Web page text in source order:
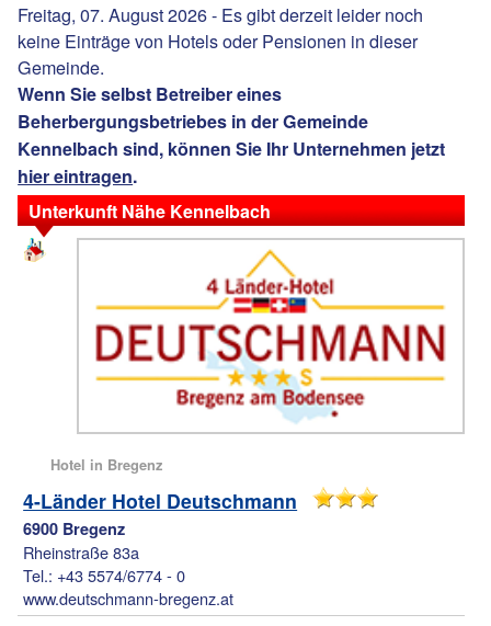
Freitag, 07. August 2026 - Es gibt derzeit leider noch
keine Einträge von Hotels oder Pensionen in dieser
Gemeinde.
Wenn Sie selbst Betreiber eines
Beherbergungsbetriebes in der Gemeinde
Kennelbach sind, können Sie Ihr Unternehmen jetzt
hier eintragen.
Unterkunft Nähe Kennelbach
Hotel in Bregenz
4-Länder Hotel Deutschmann
6900 Bregenz
Rheinstraße 83a
Tel.: +43 5574/6774 - 0
www.deutschmann-bregenz.at